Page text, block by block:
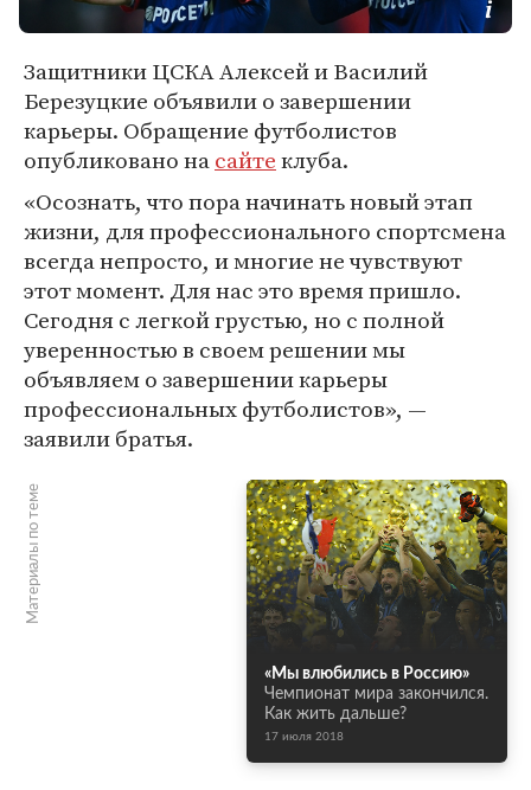
Защитники ЦСКА Алексей и Василий
Березуцкие объявили о завершении
карьеры. Обращение футболистов
опубликовано насайтеклуба.
«Осознать, что пора начинать новый этап
жизни, для профессионального спортсмена
всегда непросто, и многие не чувствуют
этот момент. Для нас это время пришло.
Сегодня с легкой грустью, но с полной
уверенностью в своем решении мы
объявляем о завершении карьеры
профессиональных футболистов», —
заявили братья.
Материалы по теме
«Мы влюбились в Россию»
Чемпионат мира закончился.
Как жить дальше?
17 июля 2018